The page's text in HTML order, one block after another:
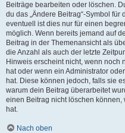
Beiträge bearbeiten oder löschen.
du das „Ändere Beitrag“-Symbol
eventuell ist dies nur für einen
möglich. Wenn bereits jemand auf
Beitrag in der Themenansicht als
die Anzahl als auch der letzte
Hinweis erscheint nicht, wenn noch
hat oder wenn ein Administrator
hat. Diese können jedoch, falls sie
warum dein Beitrag überarbeitet
einen Beitrag nicht löschen
hat.
Nach oben